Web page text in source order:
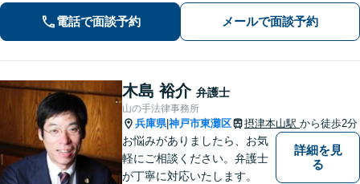
利を守ります。特に離婚や相続など家
族の事案が得意です。
電話で面談予約 メールで面談予約
木島 裕介 弁護士
山の手法律事務所
兵庫県|神戸市東灘区 摂津本山駅 から徒歩2分
お悩みがありましたら、お気
軽にご相談ください。弁護士
が丁寧に対応いたします。
詳細を見
る